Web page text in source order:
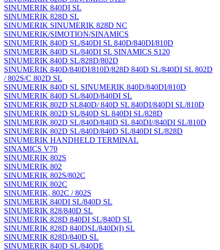
SINUMERIK 840DI SL
SINUMERIK 828D SL
SINUMERIK SINUMERIK 828D NC
SINUMERIK/SIMOTION/SINAMICS
SINUMERIK 840D SL/840DI SL 840D/840DI/810D
SINUMERIK 840D SL/840DI SL SINAMICS S120
SINUMERIK 840D SL/828D/802D
SINUMERIK 840D/840DI/810D/828D 840D SL/840DI SL 802D
/ 802S/C 802D SL
SINUMERIK 840D SL SINUMERIK 840D/840DI/810D
SINUMERIK 840D SL/840D/840DI SL
SINUMERIK 802D SL840D/ 840D SL 840DI/840DI SL/810D
SINUMERIK 802D SL/840D SL 840DI SL/828D
SINUMERIK 802D SL/840D/840D SL 840DI//840DI SL/810D
SINUMERIK 802D SL/840D/840D SL/840DI SL/828D
SINUMERIK HANDHELD TERMINAL
SINAMICS V70
SINUMERIK 802S
SINUMERIK 802
SINUMERIK 802S/802C
SINUMERIK 802C
SINUMERIK, 802C / 802S
SINUMERIK 840DI SL/840D SL
SINUMERIK 828/840D SL
SINUMERIK 828D 840DI SL/840D SL
SINUMERIK 828D 840DSL/840D(I) SL
SINUMERIK 828D/840D SL
SINUMERIK 840D SL/840DE